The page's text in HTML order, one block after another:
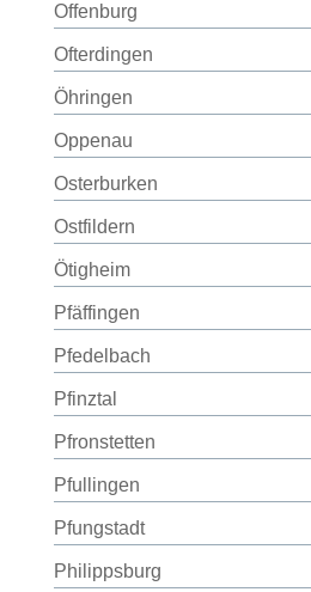
Offenburg
Ofterdingen
Öhringen
Oppenau
Osterburken
Ostfildern
Ötigheim
Pfäffingen
Pfedelbach
Pfinztal
Pfronstetten
Pfullingen
Pfungstadt
Philippsburg